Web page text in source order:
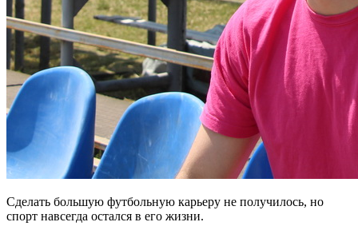
Сделать большую футбольную карьеру не получилось, но
спорт навсегда остался в его жизни.